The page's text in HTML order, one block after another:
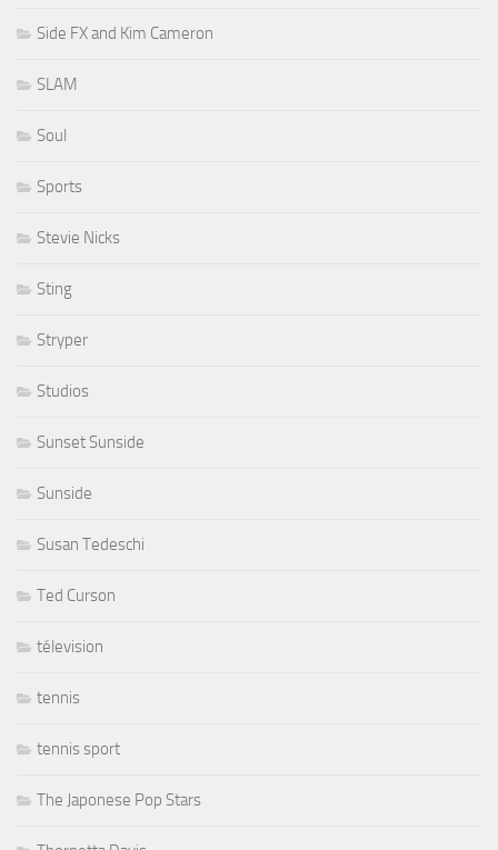
Side FX and Kim Cameron
SLAM
Soul
Sports
Stevie Nicks
Sting
Stryper
Studios
Sunset Sunside
Sunside
Susan Tedeschi
Ted Curson
télevision
tennis
tennis sport
The Japonese Pop Stars